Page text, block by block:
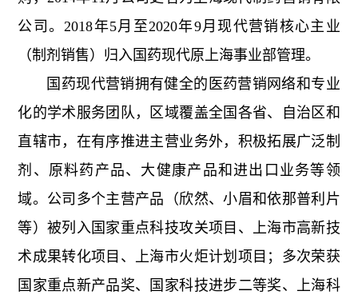
略
公
构
所
荣
展
历
产
品
中
技
中
心
责
任
与
文
社
会
党
工
公司。2018年5月至2020年9月现代营销核心主业
（制剂销售）归入国药现代原上海事业部管理。
国药现代营销拥有健全的医药营销网络和专业
化的学术服务团队，区域覆盖全国各省、自治区和
直辖市，在有序推进主营业务外，积极拓展广泛制
剂、原料药产品、大健康产品和进出口业务等领
域。公司多个主营产品（欣然、小眉和依那普利片
等）被列入国家重点科技攻关项目、上海市高新技
术成果转化项目、上海市火炬计划项目；多次荣获
国家重点新产品奖、国家科技进步二等奖、上海科